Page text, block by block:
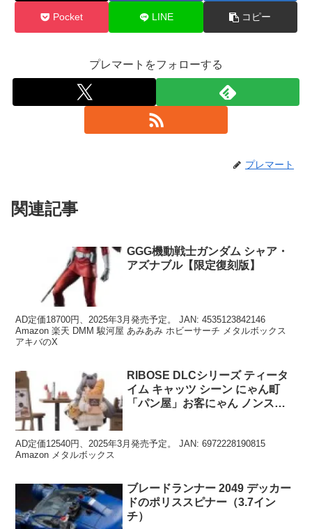
Pocket LINE コピー
プレマートをフォローする
プレマート
関連記事
GGG機動戦士ガンダム シャア・
アズナブル【限定復刻版】
AD定価18700円、2025年3月発売予定。 JAN: 4535123842146
Amazon 楽天 DMM 駿河屋 あみあみ ホビーサーチ メタルボックス
アキバのX
RIBOSE DLCシリーズ ティータ
イム キャッツ シーン にゃん町
「パン屋」お客にゃん ノンスケ
AD定価12540円、2025年3月発売予定。 JAN: 6972228190815
Amazon メタルボックス
ブレードランナー 2049 デッカー
ドのポリススピナー（3.7イン
チ）